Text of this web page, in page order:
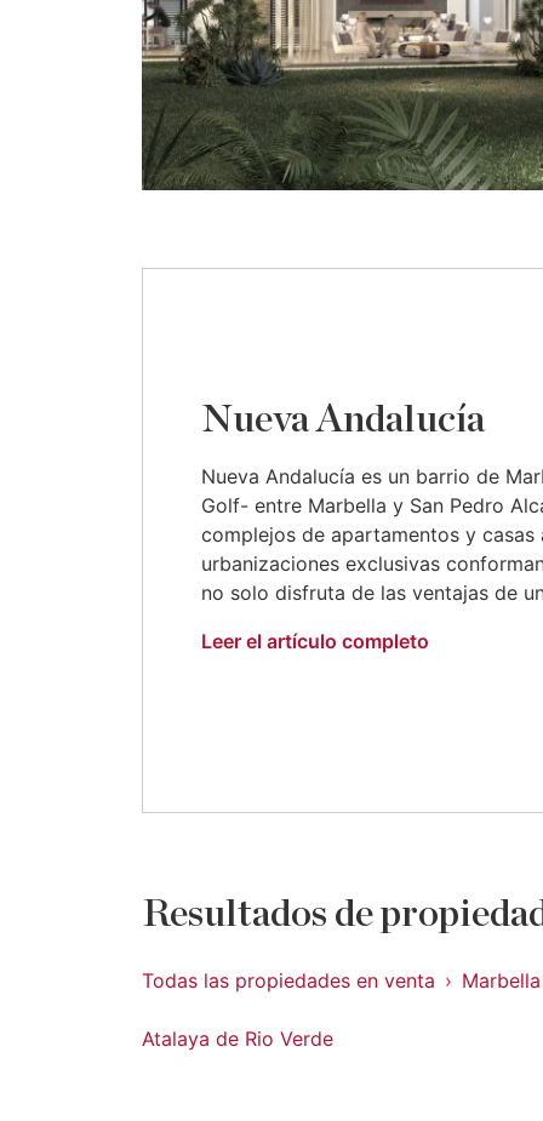
Nueva Andalucía
Nueva Andalucía es un barrio de
Golf- entre Marbella y San Pedro
complejos de apartamentos y
urbanizaciones exclusivas
no solo disfruta de las ventajas de
Leer el artículo completo
Resultados de
Todas las propiedades en venta
Atalaya de Rio Verde